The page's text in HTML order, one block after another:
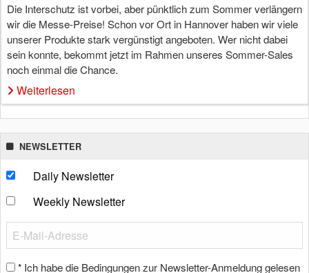
Die Interschutz ist vorbei, aber pünktlich zum Sommer verlängern
wir die Messe-Preise! Schon vor Ort in Hannover haben wir viele
unserer Produkte stark vergünstigt angeboten. Wer nicht dabei
sein konnte, bekommt jetzt im Rahmen unseres Sommer-Sales
noch einmal die Chance.
Weiterlesen
NEWSLETTER
Daily Newsletter
Weekly Newsletter
* Ich habe die Bedingungen zur Newsletter-Anmeldung gelesen